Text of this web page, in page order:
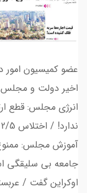
عضو کمیسیون امور
اخیر دولت و مجلس
انرژی مجلس: قطع
آموزش مجلس:
جامعه بی سلیقگی